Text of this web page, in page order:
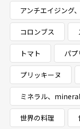
アンチエイジング
コロンブス
トマト パプ
プリッキーヌ
ミネラル、
世界の料理